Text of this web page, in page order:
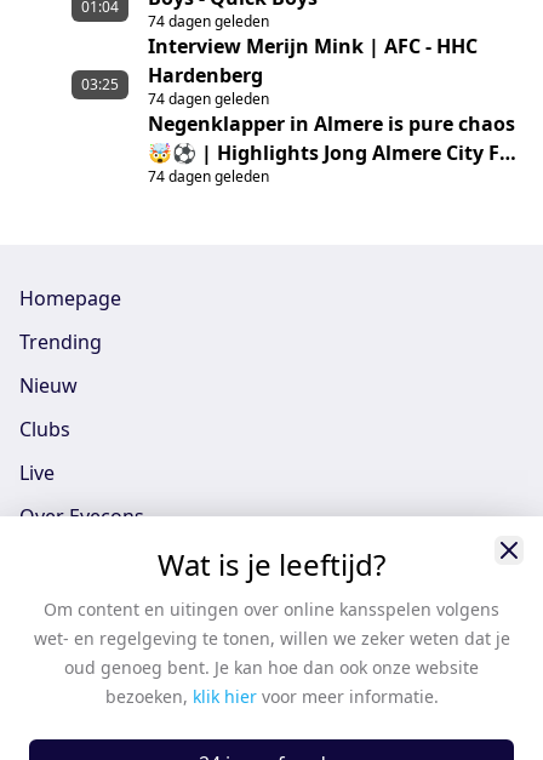
74 dagen geleden
01:04
Interview Merijn Mink | AFC - HHC
Hardenberg
74 dagen geleden
03:25
Negenklapper in Almere is pure chaos
🤯⚽ | Highlights Jong Almere City FC
– GVVV
74 dagen geleden
Homepage
Trending
Nieuw
Clubs
Live
Over Eyecons
Eyecons App - iOS
Eyecons App - Android
Vacatures
Casten
Wat is je leeftijd?
Om content en uitingen over online kansspelen volgens
wet- en regelgeving te tonen, willen we zeker weten dat je
oud genoeg bent. Je kan hoe dan ook onze website
bezoeken, klik hier voor meer informatie.